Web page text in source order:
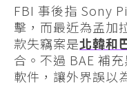
FBI 事後指 Sony
擊，而最近為孟加
款失竊案是北韓和
合。不過 BAE 補
軟件，讓外界誤以